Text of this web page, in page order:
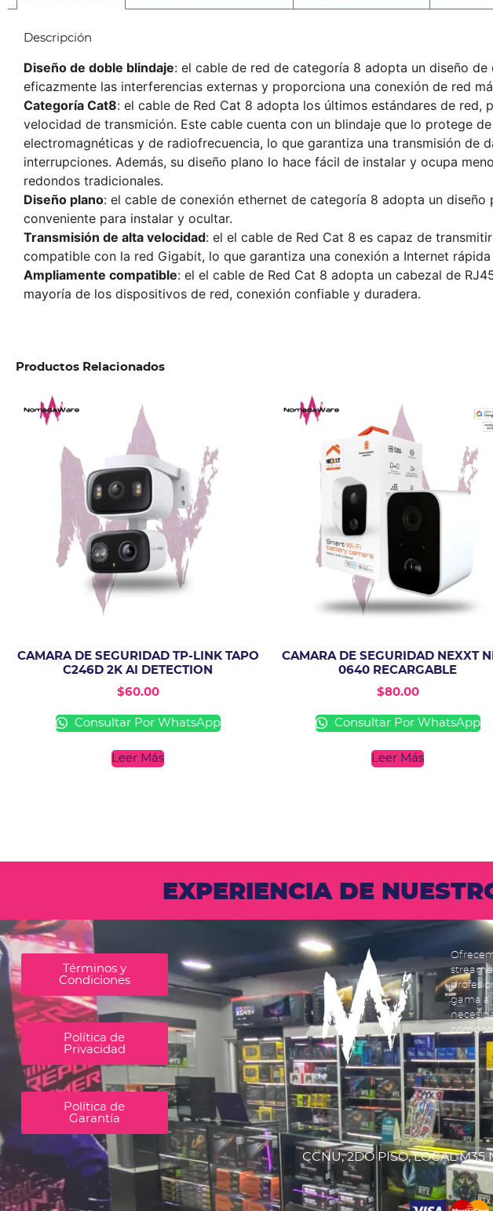
Descripción
Diseño de doble blindaje: el cable de red de categoría 8 adopta un diseño
eficazmente las interferencias externas y proporciona una conexión de red
Categoría Cat8: el cable de Red Cat 8 adopta los últimos estándares de red,
velocidad de transmición. Este cable cuenta con un blindaje que lo protege
electromagnéticas y de radiofrecuencia, lo que garantiza una transmisión de
interrupciones. Además, su diseño plano lo hace fácil de instalar y ocupa
redondos tradicionales.
Diseño plano: el cable de conexión ethernet de categoría 8 adopta un
conveniente para instalar y ocultar.
Transmisión de alta velocidad: el el cable de Red Cat 8 es capaz de
compatible con la red Gigabit, lo que garantiza una conexión a Internet
Ampliamente compatible: el el cable de Red Cat 8 adopta un cabezal de
mayoría de los dispositivos de red, conexión confiable y duradera.
Productos Relacionados
CAMARA DE SEGURIDAD TP-LINK TAPO
C246D 2K AI DETECTION
$60.00
Consultar Por WhatsApp
Leer Más
CAMARA DE SEGURIDAD NEXXT
0640 RECARGABLE
$80.00
Consultar Por WhatsApp
Leer Más
EXPERIENCIA DE
Términos y
Condiciones
Política de
Privacidad
Política de
Garantía
gama
CCNU, 2DO PISO, LOCAL